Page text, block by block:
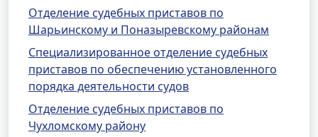
Отделение судебных приставов по
Шарьинскому и Поназыревскому районам
Специализированное отделение судебных
приставов по обеспечению установленного
порядка деятельности судов
Отделение судебных приставов по
Чухломскому району